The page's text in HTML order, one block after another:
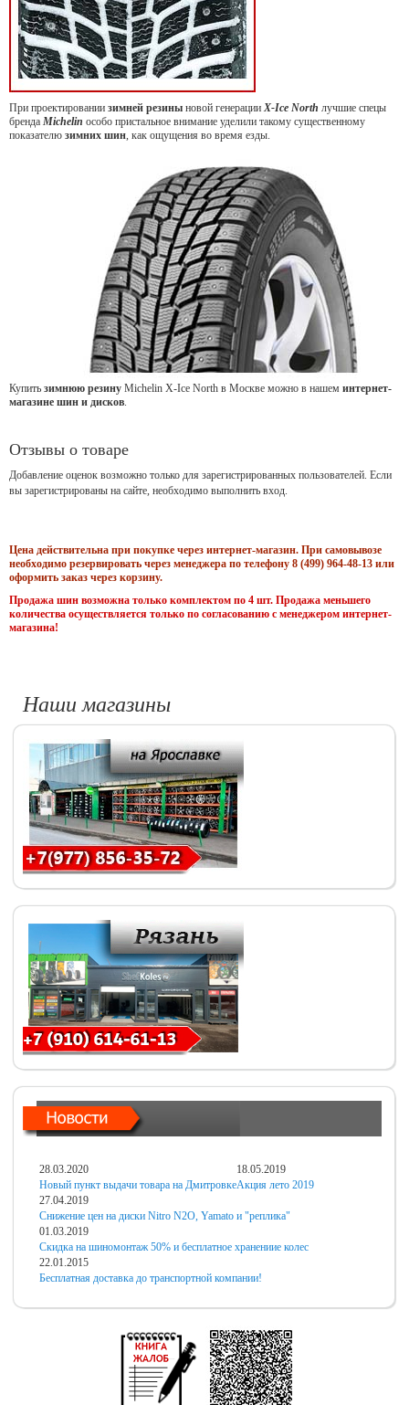
При проектировании зимней резины новой генерацииX-Ice North лучшие спецы
бренда Michelin особо пристальное внимание уделили такому существенному
показателю зимних шин, как ощущения во время езды.
Купить зимнюю резину Michelin X-Ice North в Москве можно в нашем интернет-
магазине шин и дисков.
Отзывы о товаре
Добавление оценок возможно только для зарегистрированных пользователей. Если
вы зарегистрированы на сайте, необходимо выполнить вход.
Цена действительна при покупке через интернет-магазин. При самовывозе
необходимо резервировать через менеджера по телефону 8 (499) 964-48-13 или
оформить заказ через корзину.
Продажа шин возможна только комплектом по 4 шт. Продажа меньшего
количества осуществляется только по согласованию с менеджером интернет-
магазина!
Наши магазины
28.03.2020
Новый пункт выдачи товара на Дмитровке
18.05.2019
Акция лето 2019
27.04.2019
Снижение цен на диски Nitro N2O, Yamato и "реплика"
01.03.2019
Скидка на шиномонтаж 50% и бесплатное хранениие колес
22.01.2015
Бесплатная доставка до транспортной компании!